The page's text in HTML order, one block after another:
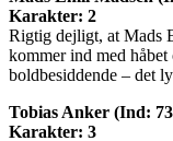
Karakter: 2
Rigtig dejligt, at Mads
kommer ind med
boldbesiddende – det
Tobias Anker (Ind:
Karakter: 3